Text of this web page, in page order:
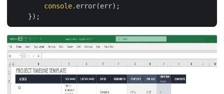
console.error(err);